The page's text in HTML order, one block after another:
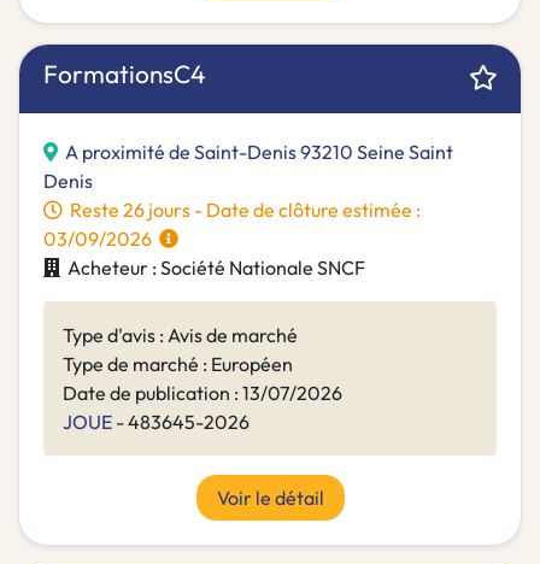
FormationsC4
A proximité de Saint-Denis 93210 Seine Saint
Denis
Reste 26 jours - Date de clôture estimée :
03/09/2026
Acheteur : Société Nationale SNCF
Type d'avis : Avis de marché
Type de marché : Européen
Date de publication : 13/07/2026
JOUE - 483645-2026
Voir le détail